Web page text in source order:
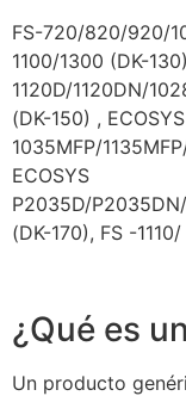
FS-720/820/920/
1100/1300 (DK-
1120D/1120DN/
(DK-150) ,
1035MFP/
ECOSYS
P2035D/
(DK-170), FS -
¿Qué es
Un producto